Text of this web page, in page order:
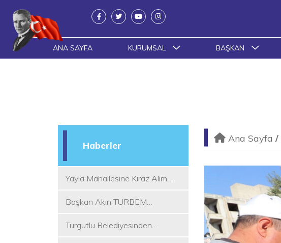
ANA SAYFA KURUMSAL BAŞKAN
Haberler
Yayla Mahallesine Kiraz Alım
Başkan Akın TURBEM
Turgutlu Belediyesinden
Ana Sayfa /